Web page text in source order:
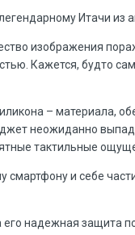
Итачи из
изображения
Кажется, будто
– материала,
неожиданно
тактильные
смартфону и себе
надежная защита